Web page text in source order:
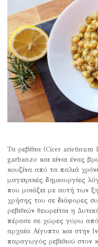
Τα ρεβίθια (Cicer
garbanzo και είναι ένας
κουζίνα από τα παλιά
μαγειρικές δημιουργίες
που μοιάζει με αυτή των
χρήσης του σε διάφορες
ρεβιθιών θεωρείται η
πέρασε σε χώρες γύρω
αρχαία Αίγυπτο και στην
παραγωγός ρεβιθιού στον